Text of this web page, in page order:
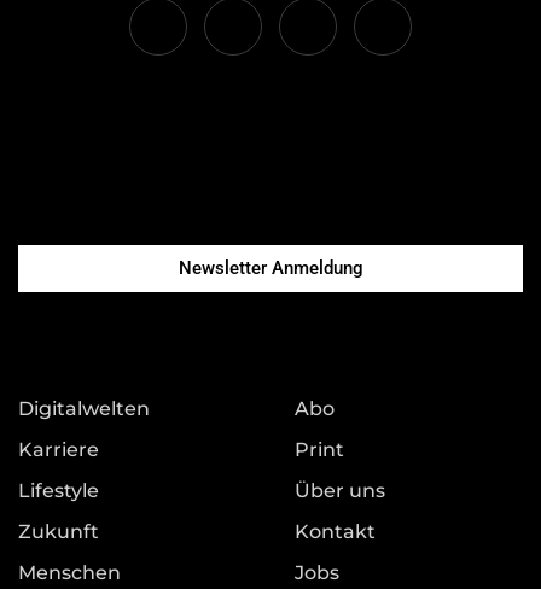
Newsletter Anmeldung
Digitalwelten
Karriere
Lifestyle
Zukunft
Menschen
Abo
Print
Über uns
Kontakt
Jobs